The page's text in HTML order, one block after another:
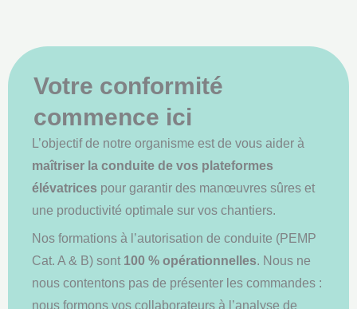
Votre conformité
commence ici
L’objectif de notre organisme est de vous aider à
maîtriser la conduite de vos plateformes
élévatrices pour garantir des manœuvres sûres et
une productivité optimale sur vos chantiers.
Nos formations à l’autorisation de conduite (PEMP
Cat. A & B) sont 100 % opérationnelles. Nous ne
nous contentons pas de présenter les commandes :
nous formons vos collaborateurs à l’analyse de